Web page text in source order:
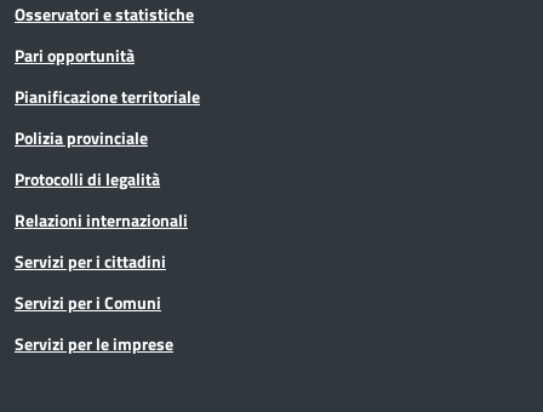
Osservatori e statistiche
Pari opportunità
Pianificazione territoriale
Polizia provinciale
Protocolli di legalità
Relazioni internazionali
Servizi per i cittadini
Servizi per i Comuni
Servizi per le imprese